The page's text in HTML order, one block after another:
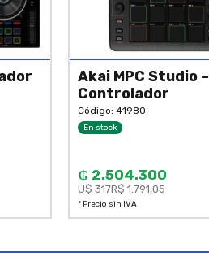
Akai MPC Studio –
Controlador
Código: 41980
En stock
₲ 2.504.300
U$ 317R$ 1.791,05
* Precio sin IVA